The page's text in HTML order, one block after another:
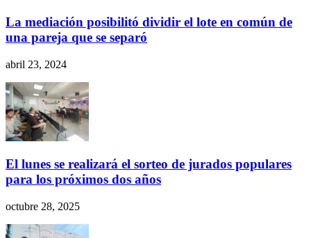
La mediación posibilitó dividir el lote en común de
una pareja que se separó
abril 23, 2024
El lunes se realizará el sorteo de jurados populares
para los próximos dos años
octubre 28, 2025